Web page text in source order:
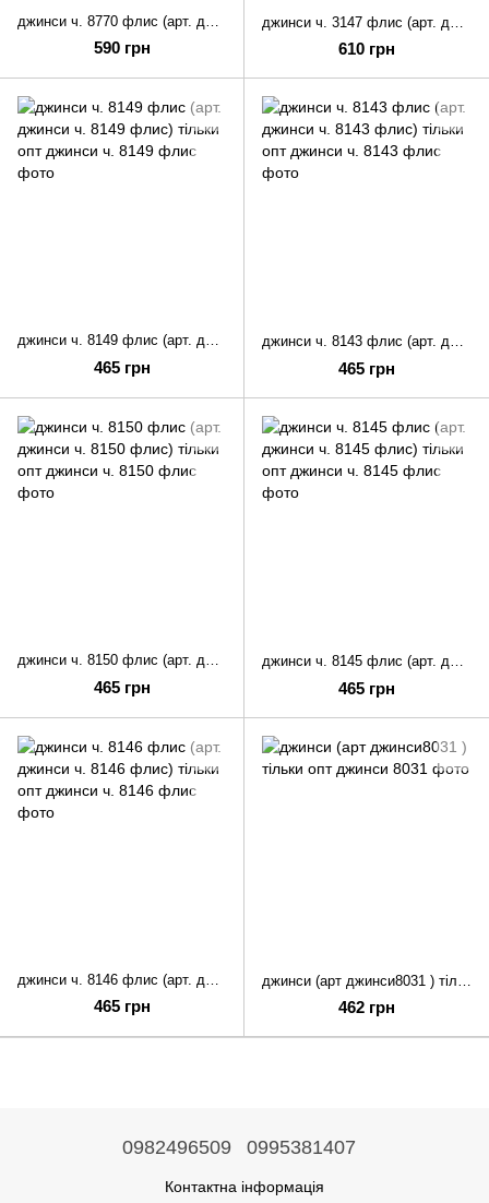
590 грн 610 грн
джинси ч. 8149 флис (арт. джинси ч. 8149 флис) тільки опт
465 грн
джинси ч. 8143 флис (арт. джинси ч. 8143 флис) тільки опт
465 грн
465 грн 465 грн
465 грн 462 грн
0982496509 0995381407
Контактна інформація